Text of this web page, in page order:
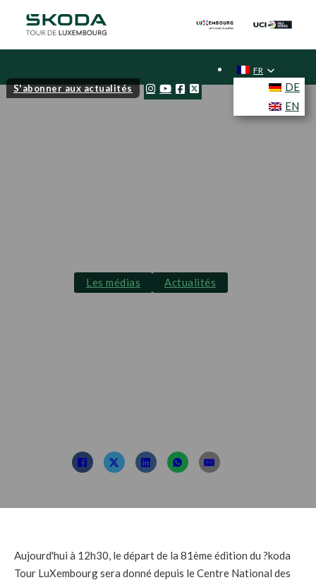
S'abonner aux actualités
FR
DE
EN
Les médias Actualités
Aujourd'hui à 12h30, le départ de la 81ème édition du ?koda
Tour LuXembourg sera donné depuis le Centre National des